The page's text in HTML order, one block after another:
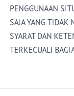
PENGGUNAAN
SAJA YANG TIDAK
SYARAT DAN
TERKECUALI